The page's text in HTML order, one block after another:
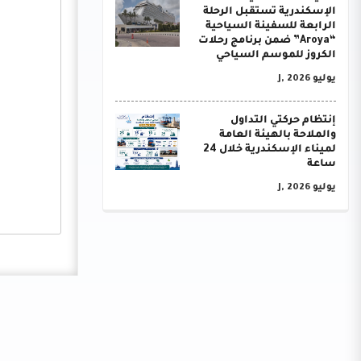
الإسكندرية تستقبل الرحلة
الرابعة للسفينة السياحية
“Aroya” ضمن برنامج رحلات
الكروز للموسم السياحي
يوليو J, 2026
إنتظام حركتي التداول
والملاحة بالهيئة العامة
لميناء الإسكندرية خلال 24
ساعة
يوليو J, 2026